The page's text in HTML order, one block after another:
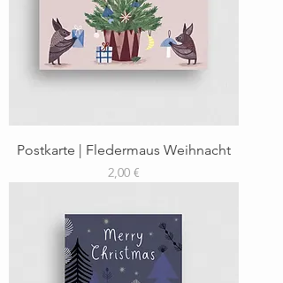
Postkarte | Fledermaus Weihnacht
Preis
2,00 €